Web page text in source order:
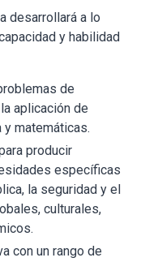
desarrollará a lo
y habilidad
de
aplicación de
matemáticas.
producir
específicas
la seguridad y el
culturales,
con un rango de